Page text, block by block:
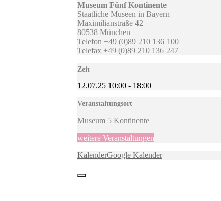
Museum Fünf Kontinente
Staatliche Museen in Bayern
Maximilianstraße 42
80538 München
Telefon +49 (0)89 210 136 100
Telefax +49 (0)89 210 136 247
Zeit
12.07.25 10:00 - 18:00
Veranstaltungsort
Museum 5 Kontinente
weitere Veranstaltungen
KalenderGoogle Kalender